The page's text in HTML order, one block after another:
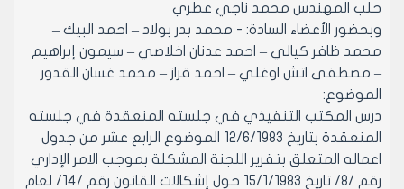
حلب المهندس محمد ناجي عطري
وبحضور الأعضاء السادة: - محمد بدر بولاد – احمد البيك –
محمد ظافر كيالي – احمد عدنان اخلاصي – سيمون إبراهيم
– مصطفى اتش اوغلي – احمد قزاز – محمد غسان القدور
الموضوع:
درس المكتب التنفيذي في جلسته المنعقدة في جلسته
المنعقدة بتاريخ 12/6/1983 الموضوع الرابع عشر من جدول
اعماله المتعلق بتقرير اللجنة المشكلة بموجب الامر الإداري
رقم /8/ تاريخ 15/1/1983 حول إشكالات القانون رقم /14/ لعام